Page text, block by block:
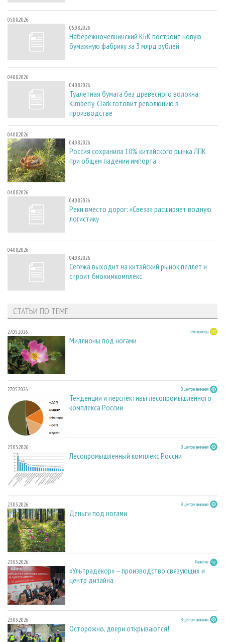
05.08.2026
05.08.2026
Набережночелнинский КБК построит новую
бумажную фабрику за 3 млрд рублей
04.08.2026
04.08.2026
Туалетная бумага без древесного волокна:
Kimberly-Clark готовит революцию в
производстве
04.08.2026
04.08.2026
Россия сохранила 10% китайского рынка ЛПК
при общем падении импорта
04.08.2026
04.08.2026
Реки вместо дорог: «Свеза» расширяет водную
логистику
04.08.2026
04.08.2026
Сегежа выходит на китайский рынок пеллет и
строит биохимкомплекс
СТАТЬИ ПО ТЕМЕ
27.05.2026 Тема номера
Миллионы под ногами
27.05.2026 В центре внимания
Тенденции и перспективы лесопромышленного
комплекса России
23.03.2026 В центре внимания
Лесопромышленный комплекс России
23.03.2026 В центре внимания
Деньги под ногами
23.03.2026 Развитие
«Ультрадекор» – производство связующих и
центр дизайна
23.03.2026 В центре внимания
Осторожно, двери открываются!